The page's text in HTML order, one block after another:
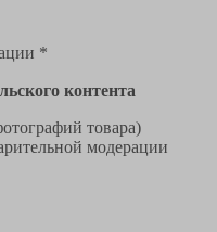
*
контента
товара)
модерации